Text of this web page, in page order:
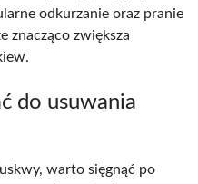
odkurzanie oraz pranie
znacząco zwiększa
do usuwania
warto sięgnąć po